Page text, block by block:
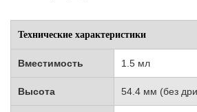
Технические характеристики
Вместимость 1.5 мл
Высота 54.4 мм (без